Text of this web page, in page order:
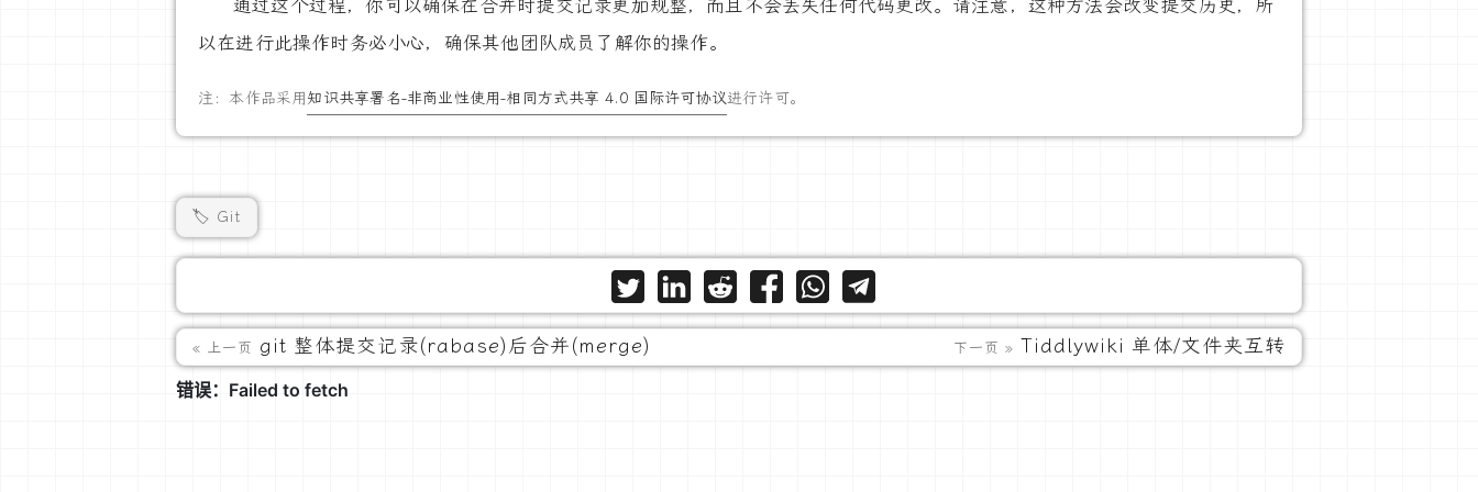
通过这个过程，你可以确保在合并时提交记录更加规整，而且不会丢失任何代码更改。请注意，这种方法会改变提交历史，所
以在进行此操作时务必小心，确保其他团队成员了解你的操作。
注：本作品采用知识共享署名-非商业性使用-相同方式共享 4.0 国际许可协议进行许可。
🏷️ Git
« 上一页 git 整体提交记录(rabase)后合并(merge) 下一页 » Tiddlywiki 单体/文件夹互转